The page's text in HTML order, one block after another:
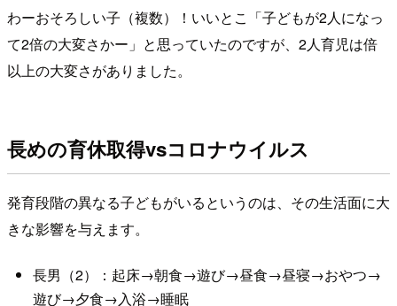
わーおそろしい子（複数）！いいとこ「子どもが2人になっ
て2倍の大変さかー」と思っていたのですが、2人育児は倍
以上の大変さがありました。
長めの育休取得vsコロナウイルス
発育段階の異なる子どもがいるというのは、その生活面に大
きな影響を与えます。
長男（2）：起床→朝食→遊び→昼食→昼寝→おやつ→
遊び→夕食→入浴→睡眠